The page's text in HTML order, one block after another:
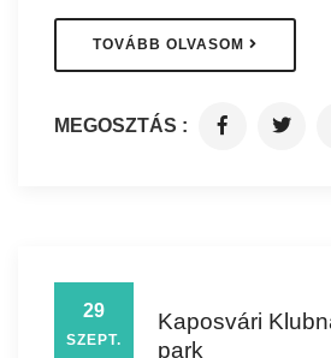
TOVÁBB OLVASOM
MEGOSZTÁS :
29
SZEPT.
Kaposvári
park